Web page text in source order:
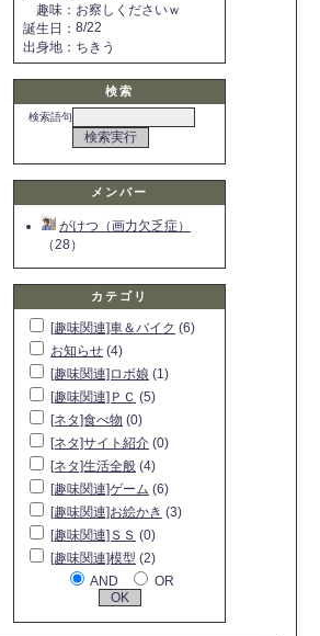
趣味 ： お察しくださいｗ
誕生日 ： 8/22
出身地 ： ちきう
検索
検索語句
メンバー
がけつ（画力欠乏症）
（28）
カテゴリ
[趣味関連]車＆バイク (6)
お知らせ (4)
[趣味関連]ロボ娘 (1)
[趣味関連]ＰＣ (5)
[ネタ]食べ物 (0)
[ネタ]サイト紹介 (0)
[ネタ]生活全般 (4)
[趣味関連]ゲーム (6)
[趣味関連]お絵かき (3)
[趣味関連]ＳＳ (0)
[趣味関連]模型 (2)
AND
OR